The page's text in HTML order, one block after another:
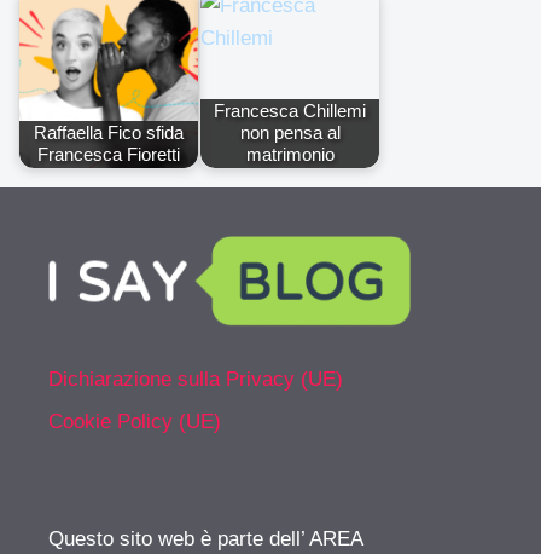
Raffaella Fico sfida
Francesca Fioretti
Francesca Chillemi
non pensa al
matrimonio
Dichiarazione sulla Privacy (UE)
Cookie Policy (UE)
Questo sito web è parte dell’ AREA